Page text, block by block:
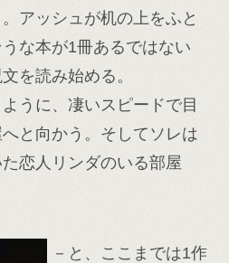
アッシュが机の上をふと
な本が1冊あるではない
を読み始める。
うに、凄いスピードで目
と向かう。そしてソレは
恋人リンダのいる部屋
－と、ここまでは1作